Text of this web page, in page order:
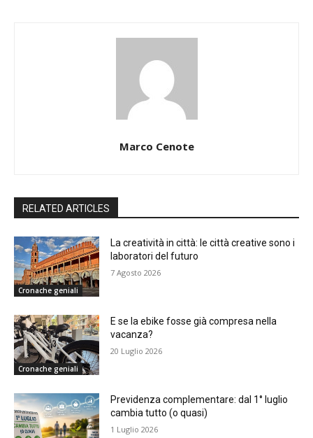
Marco Cenote
RELATED ARTICLES
Cronache geniali
La creatività in città: le città creative sono i
laboratori del futuro
7 Agosto 2026
Cronache geniali
E se la ebike fosse già compresa nella
vacanza?
20 Luglio 2026
Previdenza complementare: dal 1° luglio
cambia tutto (o quasi)
1 Luglio 2026